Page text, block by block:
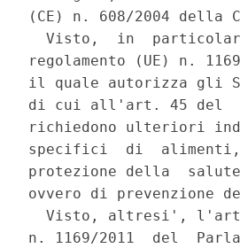
(CE) n. 608/2004 della
Visto,  in
regolamento (UE) n.
il quale autorizza gli
di cui all'art. 45 del
richiedono ulteriori
specifici  di
protezione della
ovvero di prevenzione
Visto, altresi',
n. 1169/2011  del